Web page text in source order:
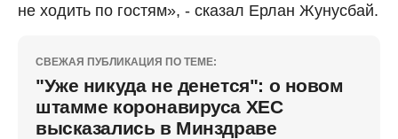
не ходить по гостям», - сказал Ерлан Жунусбай.
СВЕЖАЯ ПУБЛИКАЦИЯ ПО ТЕМЕ:
"Уже никуда не денется": о новом
штамме коронавируса ХЕС
высказались в Минздраве